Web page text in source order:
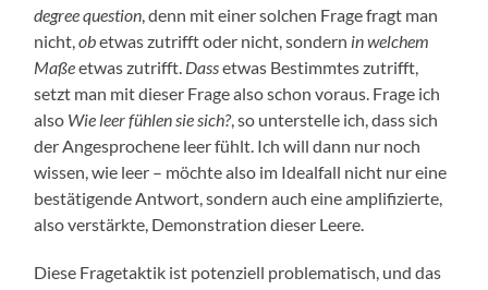
degree question , denn mit einer solchen Frage fragt man
nicht,obetwas zutrifft oder nicht, sondern in welchem
Maßeetwas zutrifft. Dassetwas Bestimmtes zutrifft,
setzt man mit dieser Frage also schon voraus. Frage ich
also Wie leer fühlen sie sich?, so unterstelle ich, dass sich
der Angesprochene leer fühlt. Ich will dann nur noch
wissen, wie leer – möchte also im Idealfall nicht nur eine
bestätigende Antwort, sondern auch eine amplifizierte,
also verstärkte, Demonstration dieser Leere.
Diese Fragetaktik ist potenziell problematisch, und das